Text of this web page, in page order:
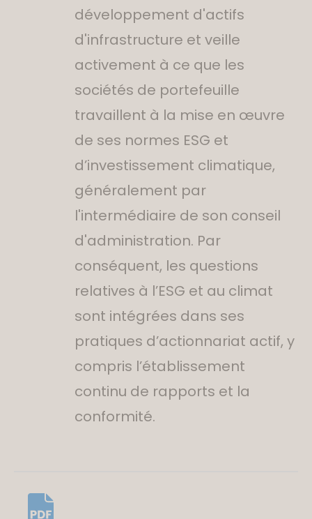
développement d'actifs
d'infrastructure et veille
activement à ce que les
sociétés de portefeuille
travaillent à la mise en œuvre
de ses normes ESG et
d’investissement climatique,
généralement par
l'intermédiaire de son conseil
d'administration. Par
conséquent, les questions
relatives à l’ESG et au climat
sont intégrées dans ses
pratiques d’actionnariat actif, y
compris l’établissement
continu de rapports et la
conformité.